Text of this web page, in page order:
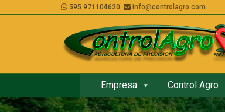
595 971104620 info@controlagro.com
Empresa Control Agro